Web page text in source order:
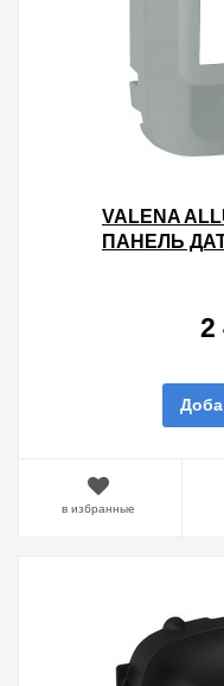
VALENA
ПАНЕЛЬ
2
в избранные